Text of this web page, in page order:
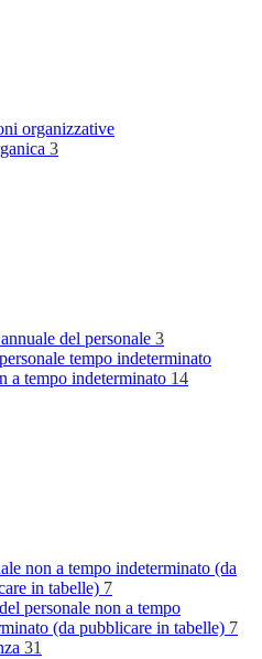
organizzative
3
del personale 3
tempo indeterminato
a tempo indeterminato 14
non a tempo indeterminato (da
in tabelle) 7
personale non a tempo
(da pubblicare in tabelle) 7
31